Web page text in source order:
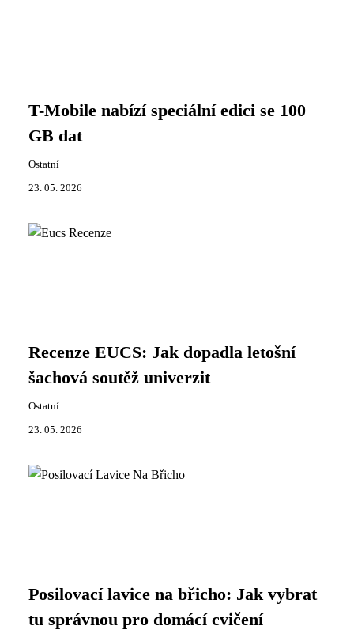
T-Mobile nabízí speciální edici se 100
GB dat
Ostatní
23. 05. 2026
Recenze EUCS: Jak dopadla letošní
šachová soutěž univerzit
Ostatní
23. 05. 2026
Posilovací lavice na břicho: Jak vybrat
tu správnou pro domácí cvičení